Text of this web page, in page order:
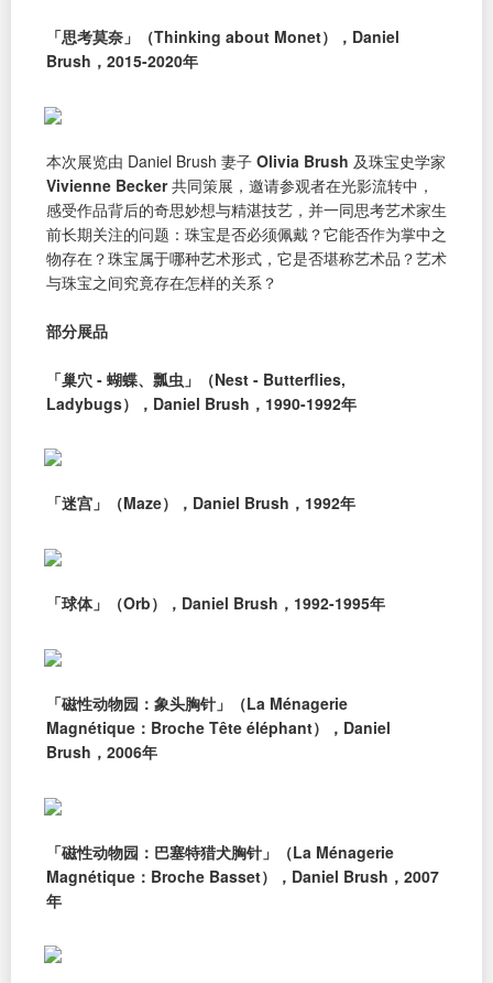
「思考莫奈」（Thinking about Monet），Daniel
Brush，2015-2020年
本次展览由 Daniel Brush 妻子 Olivia Brush 及珠宝史学家
Vivienne Becker共同策展，邀请参观者在光影流转中，
感受作品背后的奇思妙想与精湛技艺，并一同思考艺术家生
前长期关注的问题：珠宝是否必须佩戴？它能否作为掌中之
物存在？珠宝属于哪种艺术形式，它是否堪称艺术品？艺术
与珠宝之间究竟存在怎样的关系？
部分展品
「巢穴 - 蝴蝶、瓢虫」（Nest - Butterflies,
Ladybugs），Daniel Brush，1990-1992年
「迷宫」（Maze），Daniel Brush，1992年
「球体」（Orb），Daniel Brush，1992-1995年
「磁性动物园：象头胸针」（La Ménagerie
Magnétique：Broche Tête éléphant），Daniel
Brush，2006年
「磁性动物园：巴塞特猎犬胸针」（La Ménagerie
Magnétique：Broche Basset），Daniel Brush，2007
年